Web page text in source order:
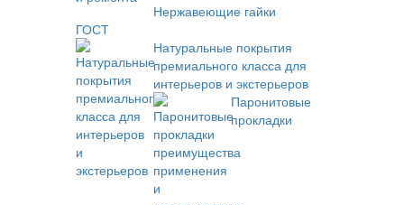
Нержавеющие гайки
ГОСТ
Натуральные покрытия
премиального класса для
интерьеров и экстерьеров
Паронитовые
прокладки